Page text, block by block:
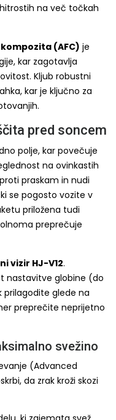
na več točkah
(AFC) je
kar zagotavlja
Kljub robustni
kar je ključno za
pred soncem
polje, kar povečuje
na ovinkastih
praskam in nudi
se pogosto vozite v
priložena tudi
preprečuje
vizir HJ-V12.
nastavitve globine (do
prilagodite glede na
preprečite neprijetno
svežino
(Advanced
da zrak kroži skozi